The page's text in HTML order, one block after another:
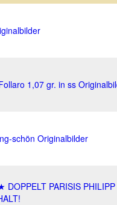
1,07 gr. in ss
schön Originalbilder
PARISIS PHILIPP